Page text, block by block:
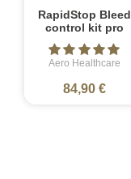
RapidStop Bleed
control kit pro
Aero Healthcare
84,90 €